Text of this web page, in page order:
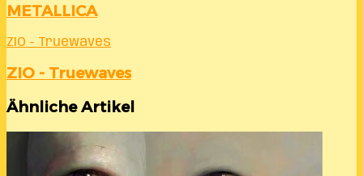
METALLICA
ZIO - Truewaves
ZIO - Truewaves
Ähnliche Artikel